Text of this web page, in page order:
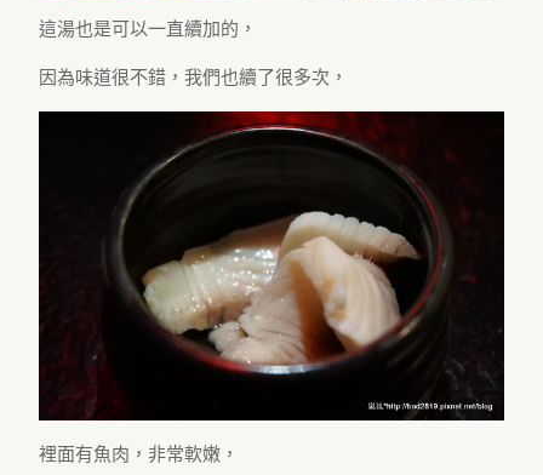
這湯也是可以一直續加的，
因為味道很不錯，我們也續了很多次，
裡面有魚肉，非常軟嫩，